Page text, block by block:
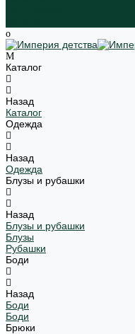
Каталог
Назад
Каталог
Одежда
Назад
Одежда
Блузы и рубашки
Назад
Блузы и рубашки
Блузы
Рубашки
Боди
Назад
Боди
Боди
Брюки